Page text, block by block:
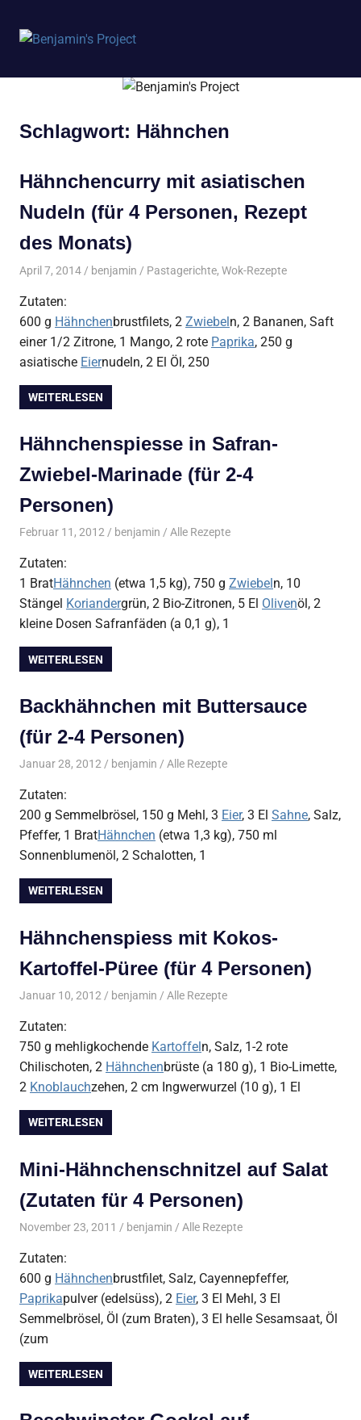
springen
Project
Schlagwort: Hähnchen
Hähnchencurry mit asiatischen
Nudeln (für 4 Personen, Rezept
des Monats)
April 7, 2014 benjamin Pastagerichte, Wok-Rezepte
Zutaten:
600 g Hähnchenbrustfilets, 2 Zwiebeln, 2 Bananen, Saft
einer 1/2 Zitrone, 1 Mango, 2 rote Paprika, 250 g
asiatische Eiernudeln, 2 El Öl, 250
WEITERLESEN
Hähnchenspiesse in Safran-
Zwiebel-Marinade (für 2-4
Personen)
Februar 11, 2012 benjamin Alle Rezepte
Zutaten:
1 BratHähnchen (etwa 1,5 kg), 750 g Zwiebel n, 10
Stängel Koriandergrün, 2 Bio-Zitronen, 5 El Olivenöl, 2
kleine Dosen Safranfäden (a 0,1 g), 1
WEITERLESEN
Backhähnchen mit Buttersauce
(für 2-4 Personen)
Januar 28, 2012 benjamin Alle Rezepte
Zutaten:
200 g Semmelbrösel, 150 g Mehl, 3 Eier, 3 El Sahne, Salz,
Pfeffer, 1 BratHähnchen (etwa 1,3 kg), 750 ml
Sonnenblumenöl, 2 Schalotten, 1
WEITERLESEN
Hähnchenspiess mit Kokos-
Kartoffel-Püree (für 4 Personen)
Januar 10, 2012 benjamin Alle Rezepte
Zutaten:
750 g mehligkochende Kartoffeln, Salz, 1-2 rote
Chilischoten, 2 Hähnchenbrüste (a 180 g), 1 Bio-Limette,
2 Knoblauchzehen, 2 cm Ingwerwurzel (10 g), 1 El
WEITERLESEN
Mini-Hähnchenschnitzel auf Salat
(Zutaten für 4 Personen)
November 23, 2011 benjamin Alle Rezepte
Zutaten:
600 g Hähnchenbrustfilet, Salz, Cayennepfeffer,
Paprikapulver (edelsüss), 2 Eier, 3 El Mehl, 3 El
Semmelbrösel, Öl (zum Braten), 3 El helle Sesamsaat, Öl
(zum
WEITERLESEN